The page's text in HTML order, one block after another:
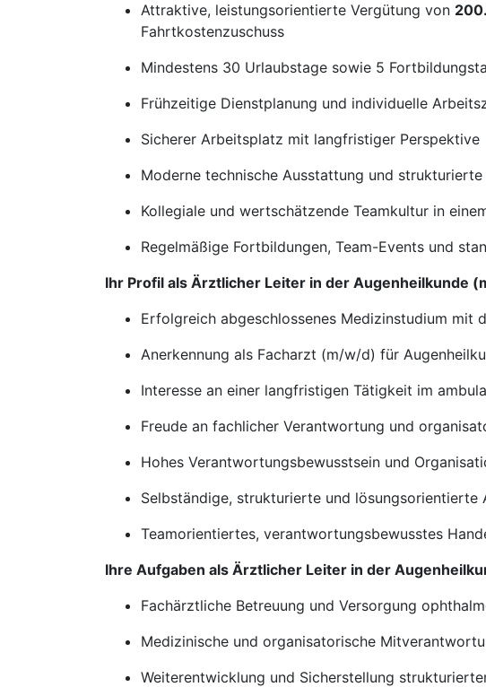
Attraktive, leistungsorientierte Vergütung von
Fahrtkostenzuschuss
Mindestens 30 Urlaubstage sowie 5
Frühzeitige Dienstplanung und individuelle
Sicherer Arbeitsplatz mit langfristiger Perspektive
Moderne technische Ausstattung und
Kollegiale und wertschätzende Teamkultur in
Regelmäßige Fortbildungen, Team-Events und
Ihr Profil als Ärztlicher Leiter in der Augenheilkunde
Erfolgreich abgeschlossenes Medizinstudium mit
Anerkennung als Facharzt (m/w/d) für
Interesse an einer langfristigen Tätigkeit im
Freude an fachlicher Verantwortung und
Hohes Verantwortungsbewusstsein und
Selbständige, strukturierte und lösungsorientierte
Teamorientiertes, verantwortungsbewusstes
Ihre Aufgaben als Ärztlicher Leiter in der
Fachärztliche Betreuung und Versorgung
Medizinische und organisatorische
Weiterentwicklung und Sicherstellung